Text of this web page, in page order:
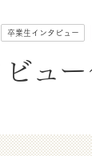
卒業生インタビュー
ュ